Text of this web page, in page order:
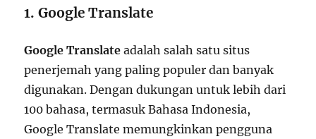
1. Google Translate
Google Translate adalah salah satu situs
penerjemah yang paling populer dan banyak
digunakan. Dengan dukungan untuk lebih dari
100 bahasa, termasuk Bahasa Indonesia,
Google Translate memungkinkan pengguna